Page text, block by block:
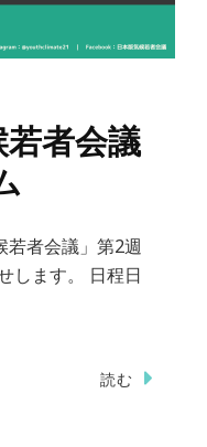
者会議
若者会議」第2週
します。 日程日
読む